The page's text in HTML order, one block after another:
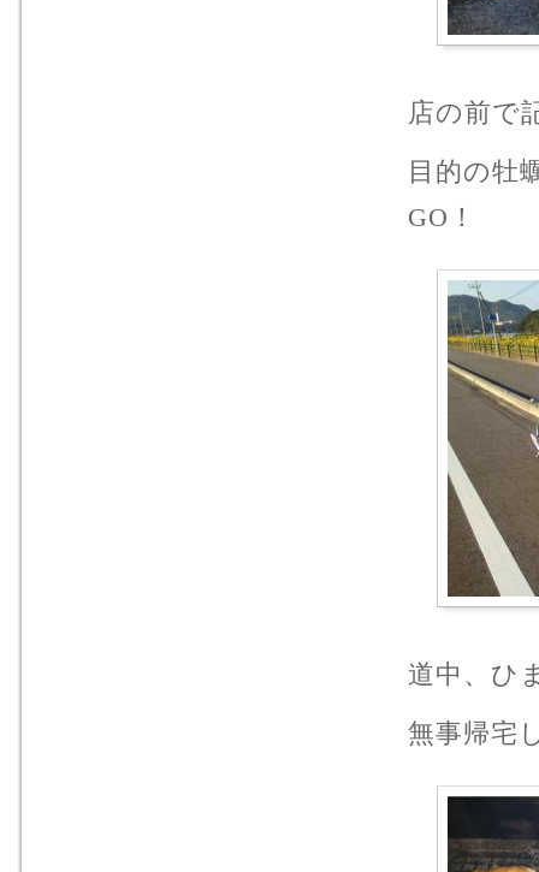
店の前で
目的の牡
GO！
道中、ひ
無事帰宅